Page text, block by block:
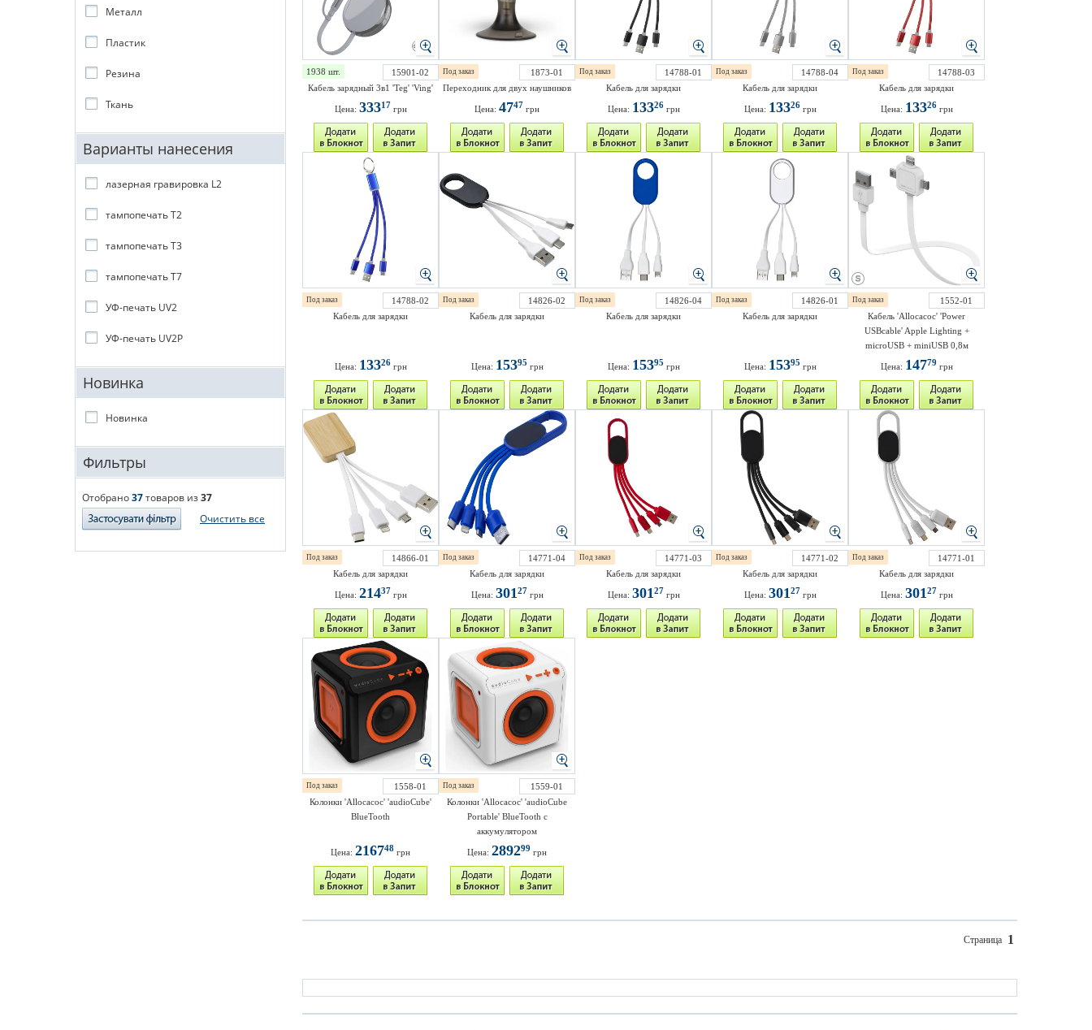
Металл
Пластик
Резина
Ткань
Варианты нанесения
лазерная гравировка L2
тампопечать T2
тампопечать T3
тампопечать T7
УФ-печать UV2
УФ-печать UV2P
Новинка
Новинка
Фильтры
Отобрано37товаров из37
Очистить все
1938 шт.
15901-02
Кабель зарядный 3в1 'Teg' 'Ving'
Цена: 33317 грн
Под заказ
1873-01
Переходник для двух наушников
Цена: 4747 грн
Под заказ
14788-01
Кабель для зарядки
Цена: 13326грн
Под заказ
14788-04
Кабель для зарядки
Цена: 13326грн
Под заказ
14788-03
Кабель для зарядки
Цена: 13326грн
Под заказ
14788-02
Кабель для зарядки
Цена: 13326грн
Под заказ
14826-02
Кабель для зарядки
Цена: 15395 грн
Под заказ
14826-04
Кабель для зарядки
Цена: 15395 грн
Под заказ
14826-01
Кабель для зарядки
Цена: 15395 грн
Под заказ
1552-01
Кабель 'Allocacoc' 'Power
USBcable' Apple Lighting +
microUSB + miniUSB 0,8м
Цена: 14779 грн
Под заказ
14866-01
Кабель для зарядки
Цена: 21437 грн
Под заказ
14771-04
Кабель для зарядки
Цена: 30127 грн
Под заказ
14771-03
Кабель для зарядки
Цена: 30127 грн
Под заказ
14771-02
Кабель для зарядки
Цена: 30127 грн
Под заказ
14771-01
Кабель для зарядки
Цена: 30127 грн
Под заказ
1558-01
Колонки 'Allocacoc' 'audioCube'
BlueTooth
Цена: 216748 грн
Под заказ
1559-01
Колонки 'Allocacoc' 'audioCube
Portable' BlueTooth с
аккумулятором
Цена: 289299 грн
1
Страница